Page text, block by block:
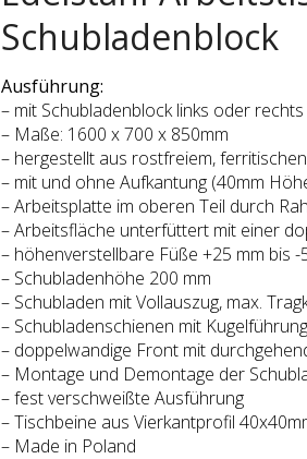
Schubladenblock
Ausführung:
– mit Schubladenblock links oder rechts
– Maße: 1600 x 700 x 850mm
– hergestellt aus rostfreiem,
– mit und ohne Aufkantung (40mm
– Arbeitsplatte im oberen Teil durch
– Arbeitsfläche unterfüttert mit einer
– höhenverstellbare Füße +25 mm bis -
– Schubladenhöhe 200 mm
– Schubladen mit Vollauszug, max.
– Schubladenschienen mit Kugelführung
– doppelwandige Front mit
– Montage und Demontage der
– fest verschweißte Ausführung
– Tischbeine aus Vierkantprofil
– Made in Poland